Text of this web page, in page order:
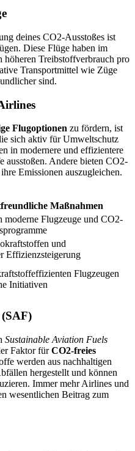
deines CO2-Ausstoßes ist
Diese Flüge haben im
höheren Treibstoffverbrauch pro
Transportmittel wie Züge
sind.
Flugoptionen zu fördern, ist
sich aktiv für Umweltschutz
in modernere und effizientere
ausstoßen. Andere bieten CO2-
Emissionen auszugleichen.
Maßnahmen
moderne Flugzeuge und CO2-
und
Effizienzsteigerung
Flugzeugen
Initiativen
Sustainable Aviation Fuels
Faktor fürCO2-freies
werden aus nachhaltigen
hergestellt und können
Immer mehr Airlines und
wesentlichen Beitrag zum